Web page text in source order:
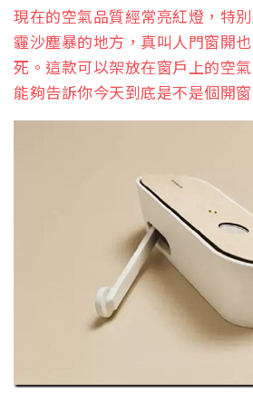
現在的空氣品質經常亮紅燈，特
霾沙塵暴的地方，真叫人門窗開
死。這款可以架放在窗戶上的空
能夠告訴你今天到底是不是個開